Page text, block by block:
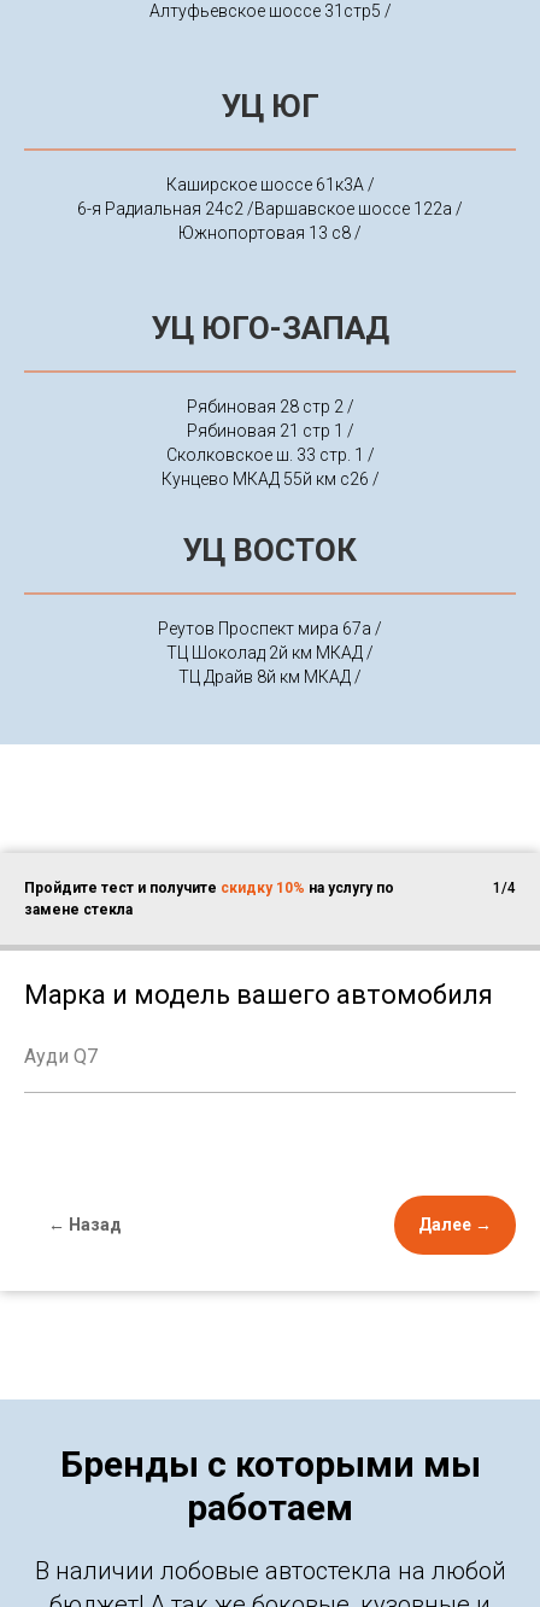
Алтуфьевское шоссе 31стр5 /
УЦ ЮГ
Каширское шоссе 61к3А /
6-я Радиальная 24с2 /Варшавское шоссе 122а /
Южнопортовая 13 с8 /
УЦ ЮГО-ЗАПАД
Рябиновая 28 стр 2 /
Рябиновая 21 стр 1 /
Сколковское ш. 33 стр. 1 /
Кунцево МКАД 55й км с26 /
УЦ ВОСТОК
Реутов Проспект мира 67а /
ТЦ Шоколад 2й км МКАД /
ТЦ Драйв 8й км МКАД /
Пройдите тест и получите скидку 10% на услугу по
замене стекла
1/4
Марка и модель вашего автомобиля
← Назад Далее →
Бренды с которыми мы
работаем
В наличии лобовые автостекла на любой